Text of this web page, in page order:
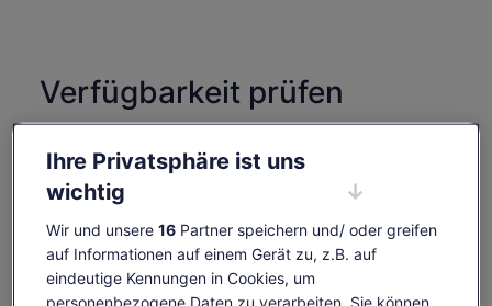
Verfügbarkeit prüfen
So., 9. Aug.–So., 23. Aug.
Reisende
1 Erwachsener
So., 9. Aug. Mo., 10. Aug. Di., 11. Aug.
Ihre Privatsphäre ist uns
wichtig
Wir und unsere 16Partner speichern und/ oder greifen
auf Informationen auf einem Gerät zu, z.B. auf
eindeutige Kennungen in Cookies, um
personenbezogene Daten zu verarbeiten. Sie können